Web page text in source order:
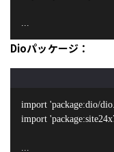
Dioパッケージ：
import 'package:dio/
import
...